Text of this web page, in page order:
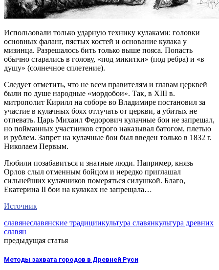
Использовали только ударную технику кулаками: головки
основных фаланг, пястых костей и основание кулака у
мизинца. Разрешалось бить только выше пояса. Попасть
обычно старались в голову, «под микитки» (под ребра) и «в
душу» (солнечное сплетение).
Следует отметить, что не всем правителям и главам церквей
были по душе народные «мордобои». Так, в XIII в.
митрополит Кирилл на соборе во Владимире постановил за
участие в кулачных боях отлучать от церкви, а убитых не
отпевать. Царь Михаил Федорович кулачные бои не запрещал,
но пойманных участников строго наказывал батогом, плетью
и рублем. Запрет на кулачные бои был введен только в 1832 г.
Николаем Первым.
Любили позабавиться и знатные люди. Например, князь
Орлов слыл отменным бойцом и нередко приглашал
сильнейших кулачников померяться силушкой. Благо,
Екатерина II бои на кулаках не запрещала…
Источник
славянеславянские традициикультура славянкультура древних
славян
предыдущая статья
Методы захвата городов в Древней Руси